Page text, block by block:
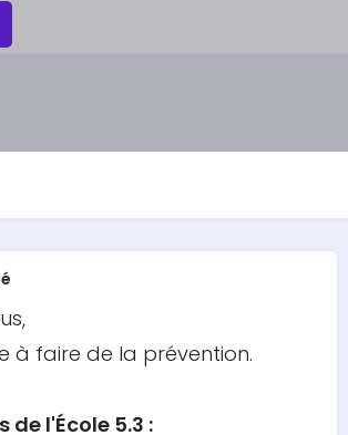
à faire de la prévention.
de l'École 5.3 :